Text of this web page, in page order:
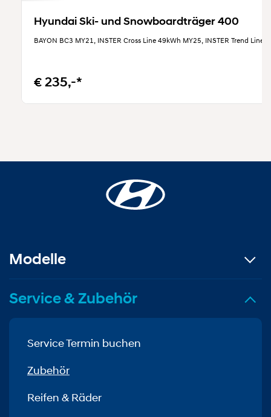
Hyundai Ski- und Snowboardträger 400
BAYON BC3 MY21, INSTER Cross Line 49kWh MY25, INSTER Trend Line
€ 235,-*
Modelle
Service & Zubehör
Service Termin buchen
Zubehör
Reifen & Räder